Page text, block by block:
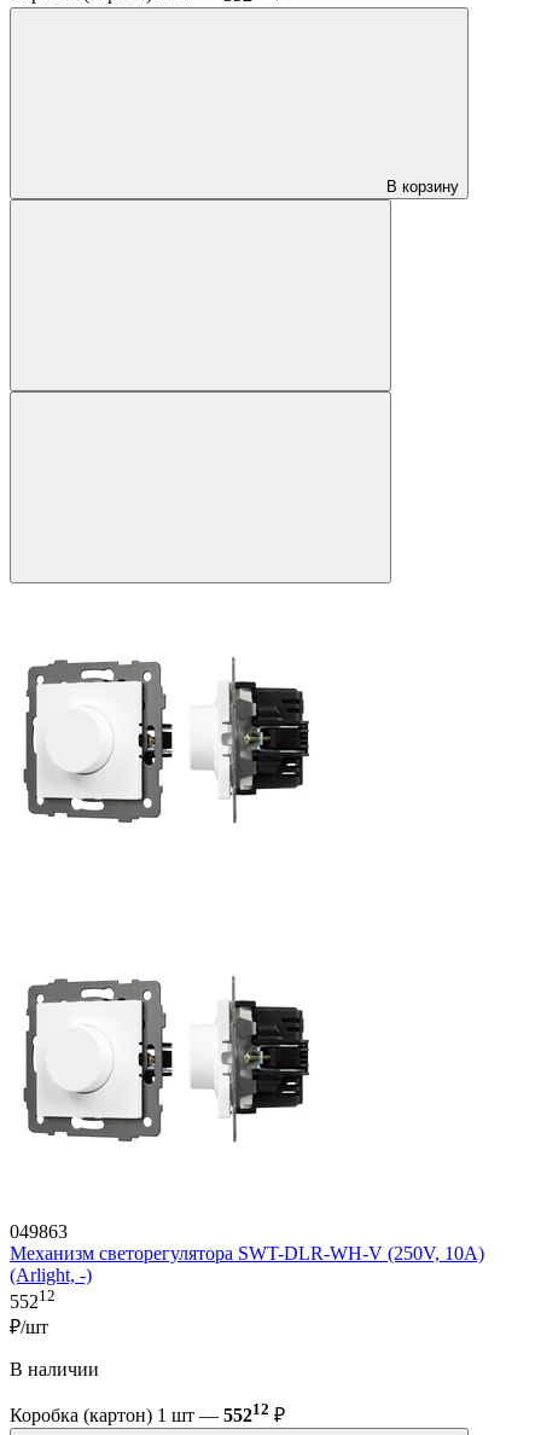
В корзину
049863
Механизм светорегулятора SWT-DLR-WH-V (250V, 10A)
(Arlight, -)
55212
₽/шт
В наличии
Коробка (картон) 1 шт — 55212 ₽